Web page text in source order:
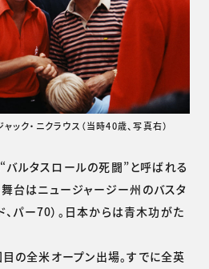
ック・ニクラウス（当時40歳、写真右）
ルタスロールの死闘”と呼ばれる
台はニュージャージー州のバスタ
パー70）。日本からは青木功がた
の全米オープン出場。すでに全英